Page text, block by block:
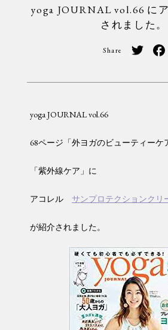
yoga JOURNAL vol.66 に
されました。
Share
yoga JOURNAL vol.66
68ページ「外ヨガのビューティーケ
「紫外線ケア」に
アコレル サンプロテクションクリ
が紹介されました。